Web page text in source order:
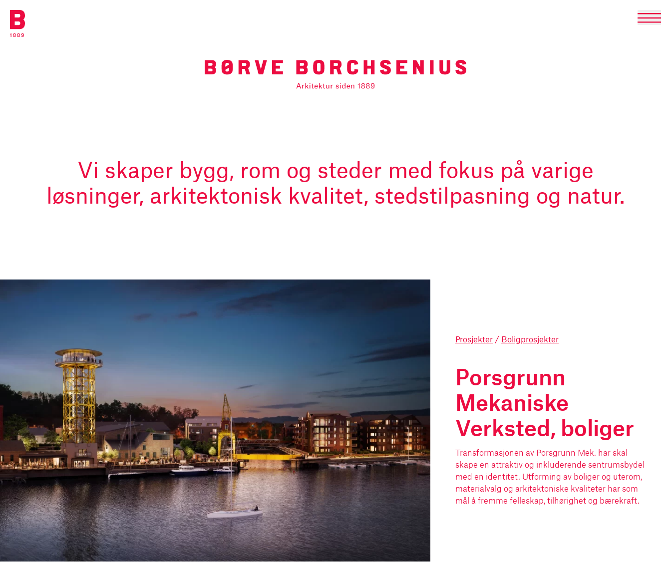
Vi skaper bygg, rom og steder med fokus på varige
løsninger, arkitektonisk kvalitet, stedstilpasning og natur.
Prosjekter / Boligprosjekter
Porsgrunn
Mekaniske
Verksted, boliger
Transformasjonen av Porsgrunn Mek. har skal
skape en attraktiv og inkluderende sentrumsbydel
med en identitet. Utforming av boliger og uterom,
materialvalg og arkitektoniske kvaliteter har som
mål å fremme felleskap, tilhørighet og bærekraft.